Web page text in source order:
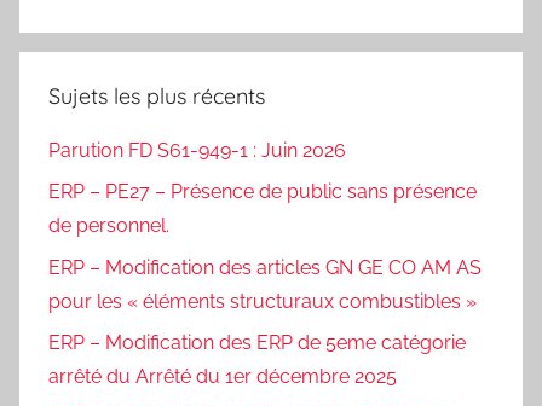
Sujets les plus récents
Parution FD S61-949-1 : Juin 2026
ERP – PE27 – Présence de public sans présence
de personnel.
ERP – Modification des articles GN GE CO AM AS
pour les « éléments structuraux combustibles »
ERP – Modification des ERP de 5eme catégorie
arrêté du Arrêté du 1er décembre 2025